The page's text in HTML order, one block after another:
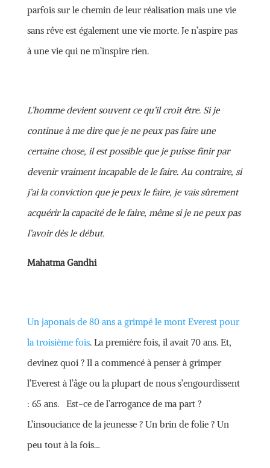
parfois sur le chemin de leur réalisation mais une vie
sans rêve est également une vie morte. Je n’aspire pas
à une vie qui ne m’inspire rien.
L’homme devient souvent ce qu’il croit être. Si je
continue à me dire que je ne peux pas faire une
certaine chose, il est possible que je puisse finir par
devenir vraiment incapable de le faire. Au contraire, si
j’ai la conviction que je peux le faire, je vais sûrement
acquérir la capacité de le faire, même si je ne peux pas
l’avoir dès le début.
Mahatma Gandhi
Un japonais de 80 ans a grimpé le mont Everest pour
la troisième fois. La première fois, il avait 70 ans. Et,
devinez quoi ? Il a commencé à penser à grimper
l’Everest à l’âge ou la plupart de nous s’engourdissent
: 65 ans. Est-ce de l’arrogance de ma part ?
L’insouciance de la jeunesse ? Un brin de folie ? Un
peu tout à la fois…